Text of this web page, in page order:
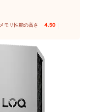
メモリ性能の高さ 4.50